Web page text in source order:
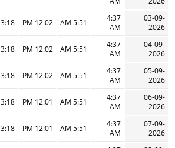
03-09-
2026
4:37
AM
5:51 AM
12:02 PM
3:18 PM
04-09-
2026
4:37
AM
5:51 AM
12:02 PM
3:18 PM
05-09-
2026
4:37
AM
5:51 AM
12:02 PM
3:18 PM
06-09-
2026
4:37
AM
5:51 AM
12:01 PM
3:18 PM
07-09-
2026
4:37
AM
5:51 AM
12:01 PM
3:18 PM